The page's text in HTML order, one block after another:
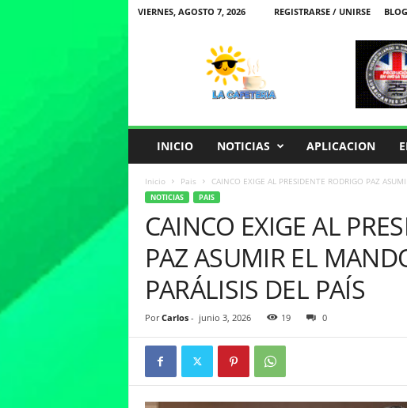
VIERNES, AGOSTO 7, 2026 REGISTRARSE / UNIRSE BLOG
INICIO NOTICIAS APLICACION
Inicio Pais CAINCO EXIGE AL PRESIDENTE RODRIGO PAZ
NOTICIAS PAIS
CAINCO EXIGE AL
PAZ ASUMIR EL
PARÁLISIS DEL PAÍS
Por Carlos- junio 3, 2026 19 0